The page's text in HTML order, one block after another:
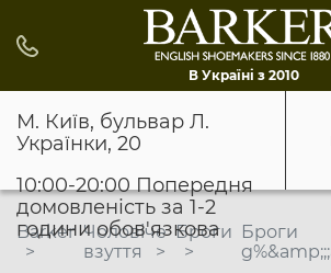
В Україні з 2010
М. Київ, бульвар Л.
Українки, 20
10:00-20:00 Попередня
домовленість за 1-2
години обов'язкова
Barker Чоловіче
взуття
Броги Броги